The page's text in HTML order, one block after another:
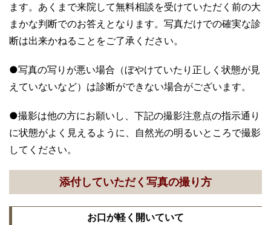
ます。あくまで来院して無料相談を受けていただく前の大
まかな判断でのお答えとなります。写真だけでの確実な診
断は出来かねることをご了承ください。
●写真の写りが悪い場合（ぼやけていたり正しく状態が見
えていないなど）は診断ができない場合がございます。
●撮影は他の方にお願いし、下記の撮影注意点の指示通り
に状態がよく見えるように、自然光の明るいところで撮影
してください。
添付していただく写真の撮り方
お口が軽く開いていて